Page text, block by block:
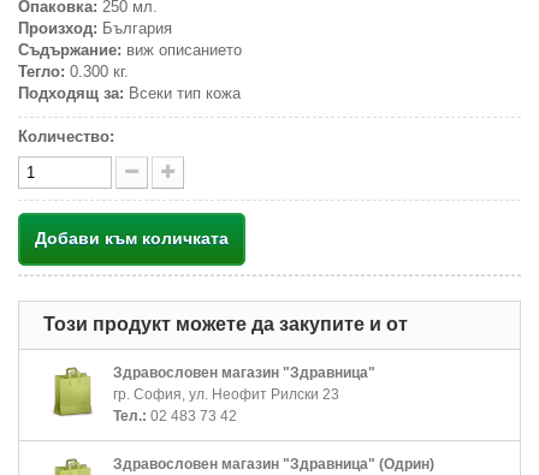
Опаковка: 250 мл.
Произход: България
Съдържание: виж описанието
Тегло: 0.300 кг.
Подходящ за: Всеки тип кожа
Количество:
Добави към количката
Този продукт можете да закупите и от
Здравословен магазин "Здравница"
гр. София, ул. Неофит Рилски 23
Тел.: 02 483 73 42
Здравословен магазин "Здравница" (Одрин)